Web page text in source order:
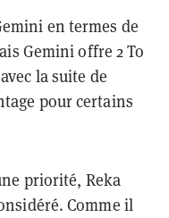
en termes de
Gemini offre 2 To
la suite de
pour certains
priorité, Reka
Comme il